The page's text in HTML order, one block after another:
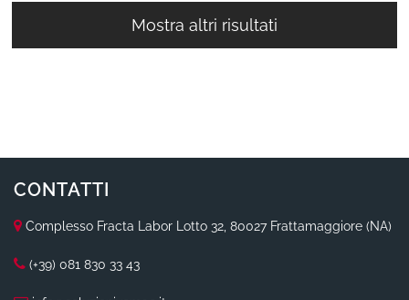
Mostra altri risultati
CONTATTI
Complesso Fracta Labor Lotto 32, 80027 Frattamaggiore (NA)
(+39) 081 830 33 43